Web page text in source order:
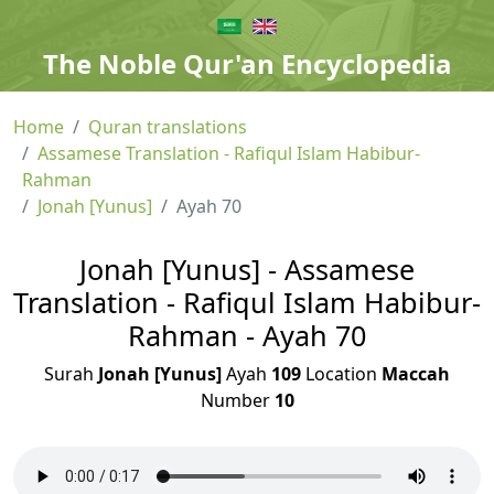
The Noble Qur'an Encyclopedia
Home
Quran translations
Assamese Translation - Rafiqul Islam Habibur-
Rahman
Jonah [Yunus]
Ayah 70
Jonah [Yunus] - Assamese
Translation - Rafiqul Islam Habibur-
Rahman - Ayah 70
Surah Jonah [Yunus]Ayah 109 Location Maccah
Number 10